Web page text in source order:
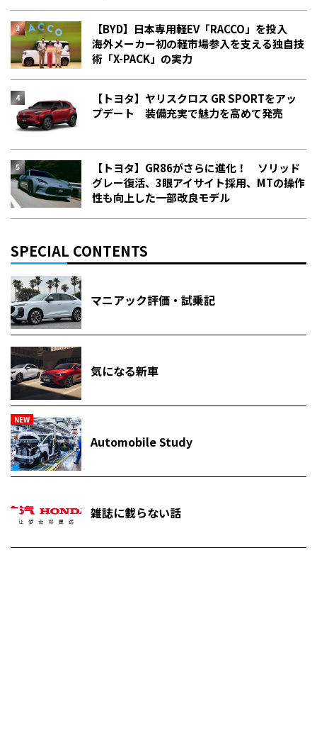
【BYD】日本専用軽EV「RACCO」を投入
海外メーカー初の軽市場参入を支える独自技
術「X-PACK」の実力
【トヨタ】ヤリスクロス GR SPORTをアッ
プデート 装備充実で魅力を高めて発売
【トヨタ】GR86がさらに進化！ ソリッド
グレー復活、3眼アイサイト採用、MTの操作
性も向上した一部改良モデル
SPECIAL CONTENTS
マニアック評価・試乗記
気になる新車
NEW
Automobile Study
雑誌に載らない話